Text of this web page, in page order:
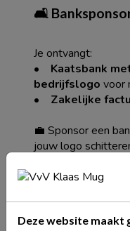
🛋️
Je ontvangt:
• Kaatsbank
bedrijfslogo voor
• Zakelijke
💼 Sponsor een
jouw logo
Deze website maakt